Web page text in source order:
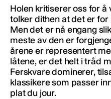
Holen kritiserer oss for
tolker dithen at det er for
Men det er nå engang
meste av den er
årene er representert
låtene, er det helt i tråd
Ferskvare dominerer,
klassikere som passer
plat du jour.